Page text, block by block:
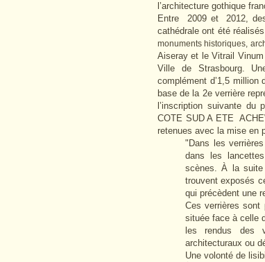
l’architecture gothique
Entre 2009 et 2012,
cathédrale ont été réalisés
monuments historiques,
Aiseray et le Vitrail
Ville de Strasbourg.
complément d’1,5 million
base de la 2e verrière
l’inscription suivante
COTE SUD A ETE
retenues avec la mise en
"Dans les
dans les
scènes. À la
trouvent exposés
qui précèdent une
Ces verrières sont
située face à celle
les rendus des
architecturaux ou
Une volonté de